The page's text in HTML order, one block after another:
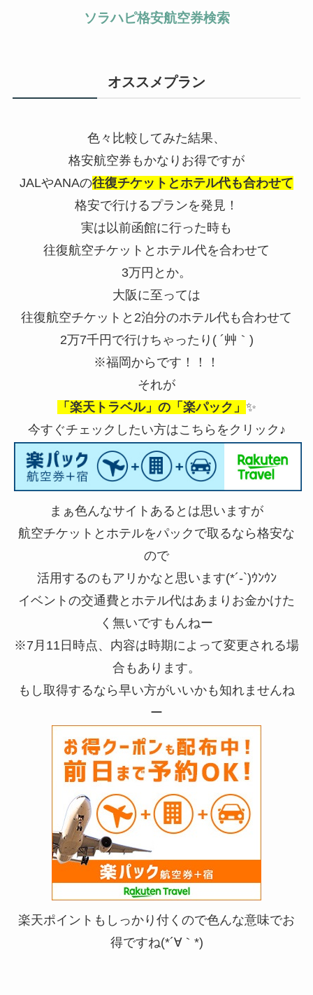
ソラハピ格安航空券検索
オススメプラン
色々比較してみた結果、
格安航空券もかなりお得ですが
JALやANAの往復チケットとホテル代も合わせて
格安で行けるプランを発見！
実は以前函館に行った時も
往復航空チケットとホテル代を合わせて
3万円とか。
大阪に至っては
往復航空チケットと2泊分のホテル代も合わせて
2万7千円で行けちゃったり( ´艸｀)
※福岡からです！！！
それが
「楽天トラベル」の「楽パック」 ✨
今すぐチェックしたい方はこちらをクリック♪
まぁ色んなサイトあるとは思いますが
航空チケットとホテルをパックで取るなら格安な
ので
活用するのもアリかなと思います(*´-`)ｳﾝｳﾝ
イベントの交通費とホテル代はあまりお金かけた
く無いですもんねー
※7月11日時点、内容は時期によって変更される場
合もあります。
もし取得するなら早い方がいいかも知れませんね
ー
楽天ポイントもしっかり付くので色んな意味でお
得ですね(*´∀｀*)